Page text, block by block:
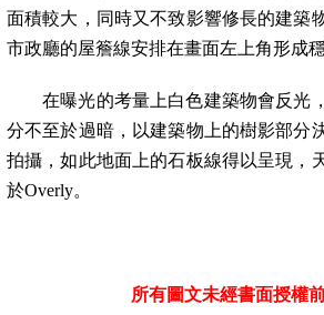
面積較大，同時又不致影響修長的建築
市政廳的屋簷線安排在畫面左上角形成
在曝光的考量上白色建築物會反光
分不至於過暗，以建築物上的樹影部分
拍攝，如此地面上的石板線得以呈現，
於Overly。
所有圖文未經書面授權